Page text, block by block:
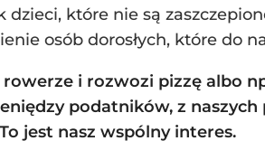
które nie są
osób dorosłych, które do
rowerze i rozwozi pizzę albo
podatników, z
jest nasz wspólny interes.